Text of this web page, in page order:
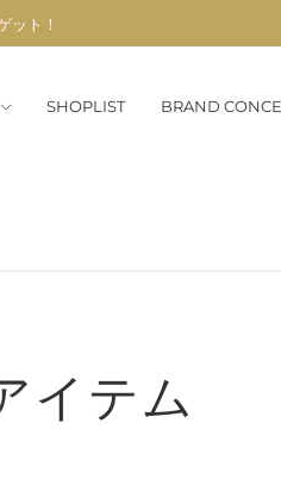
ット！
SHOPLIST BRAND
イテム